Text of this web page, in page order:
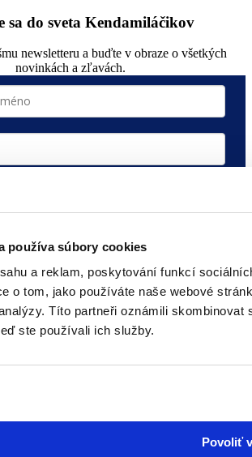
používa súbory cookies
a reklam, poskytování funkcí
o tom, jako používáte naše webové
Títo partneři oznámili skombinovat
ste používali ich služby.
Povoliť
sa do sveta Kendamiláčikov
newsletteru a buďte v obraze o všetkých
novinkách a zľavách.
je u nás v bezpečí.Zásady zpracování osobních
značka detskej výživy s viac ako 60 rokmi
dojčenského mlieka. Od klasických, bio a